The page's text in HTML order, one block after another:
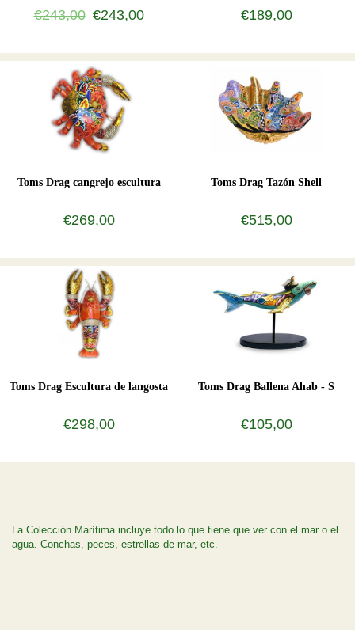
€243,00 €243,00 €189,00
Toms Drag cangrejo escultura
€269,00
Toms Drag Tazón Shell
€515,00
Toms Drag Escultura de langosta
€298,00
Toms Drag Ballena Ahab - S
€105,00
La Colección Marítima incluye todo lo que tiene que ver con el mar o el
agua. Conchas, peces, estrellas de mar, etc.